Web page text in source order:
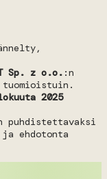
Sp. z o.o. :n
2025
puhdistettavaksi
ehdotonta